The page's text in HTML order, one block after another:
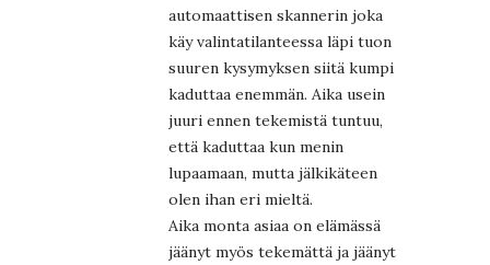
automaattisen skannerin joka
käy valintatilanteessa läpi tuon
suuren kysymyksen siitä kumpi
kaduttaa enemmän. Aika usein
juuri ennen tekemistä tuntuu,
että kaduttaa kun menin
lupaamaan, mutta jälkikäteen
olen ihan eri mieltä.
Aika monta asiaa on elämässä
jäänyt myös tekemättä ja jäänyt